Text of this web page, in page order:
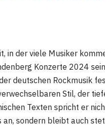
in der viele Musiker
Konzerte 2024
deutschen Rockmusik
Stil, der
Texten spricht er
an, sondern bleibt auch